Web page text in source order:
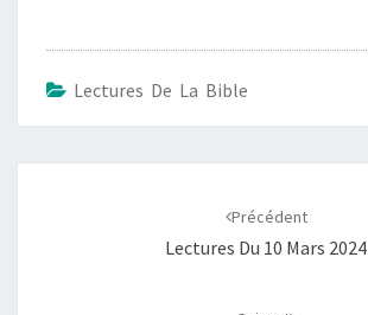
Lectures De La Bible
Précédent
Lectures Du 10 Mars 2024